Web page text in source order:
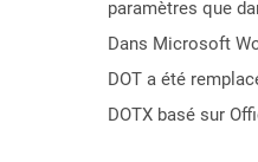
paramètres que
Dans Microsoft
DOT a été
DOTX basé sur